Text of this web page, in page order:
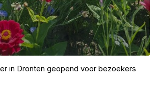
in Dronten geopend voor bezoekers